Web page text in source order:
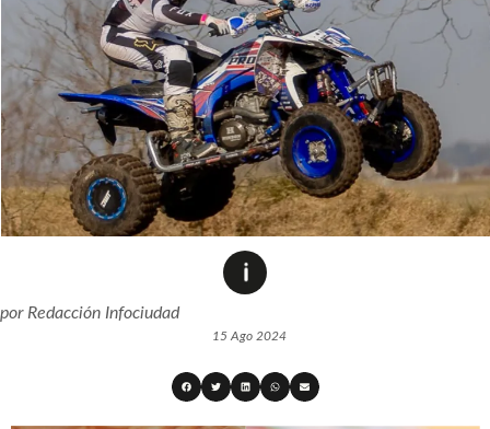
porRedacción Infociudad
15 Ago 2024